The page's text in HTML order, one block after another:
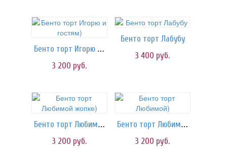
Бенто торт Игорю и гостям)
3 200 руб.
Бенто торт Лабубу
3 400 руб.
Бенто торт Любимой жопке)
3 200 руб.
Бенто торт Любимой)
3 200 руб.